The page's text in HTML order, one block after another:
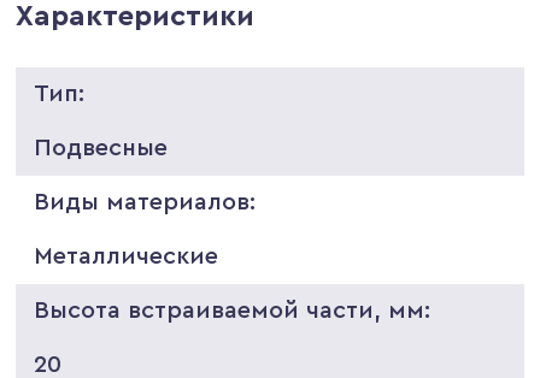
Характеристики
Тип:
Подвесные
Виды материалов:
Металлические
Высота встраиваемой части, мм:
20